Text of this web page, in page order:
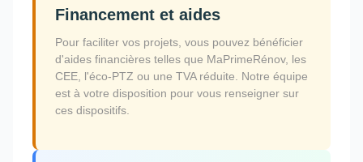
Financement et aides
Pour faciliter vos projets, vous pouvez bénéficier
d'aides financières telles que MaPrimeRénov, les
CEE, l'éco-PTZ ou une TVA réduite. Notre équipe
est à votre disposition pour vous renseigner sur
ces dispositifs.